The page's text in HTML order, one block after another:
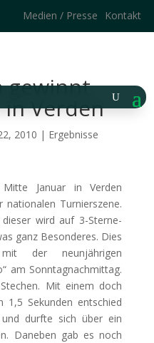
Medien / Presse Kontakt
gewinnt
Verden
2010 | Ergebnisse
Januar in Verden
nationalen Turnierszene.
wird auf 3-Sterne-
ganz Besonderes. Dies
der neunjährigen
am Sonntagnachmittag.
Mit einem doch
1,5 Sekunden entschied
durfte sich über ein
Daneben gab es noch